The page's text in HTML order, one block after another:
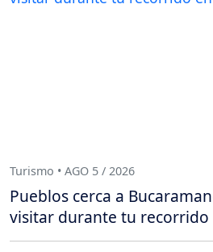
Turismo • AGO 5 / 2026
Pueblos cerca a
visitar durante tu recorrido